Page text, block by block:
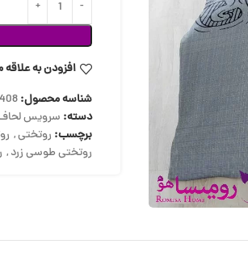
افزودن به علاقه
شناسه محصول:
دسته: سرویس
برچسب: روتختی,
روتختی طوسی زرد,